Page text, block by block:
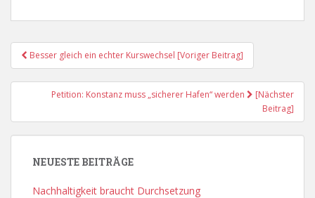
Post
Navigation
Besser gleich ein echter Kurswechsel [Voriger Beitrag]
Petition: Konstanz muss „sicherer Hafen“ werden
[Nächster
Beitrag]
NEUESTE BEITRÄGE
Nachhaltigkeit braucht Durchsetzung